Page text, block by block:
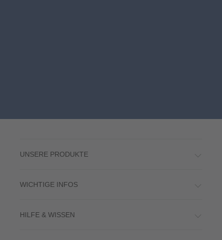
UNSERE PRODUKTE
WICHTIGE INFOS
HILFE & WISSEN